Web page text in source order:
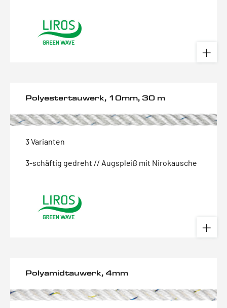
Polyestertauwerk, 10mm, 30 m
3 Varianten
3-schäftig gedreht // Augspleiß mit Nirokausche
Polyamidtauwerk, 4mm